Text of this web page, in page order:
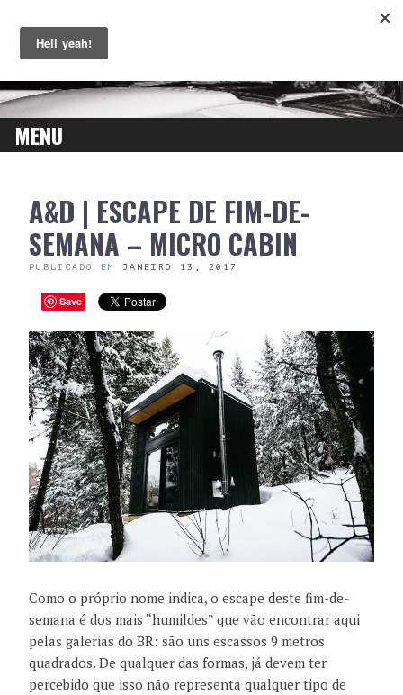
MENU
CONTENTA&D | ESCAPE DE FIM-DE-
SEMANA – MICRO CABIN
PUBLICADO EM JANEIRO 13, 2017
Save
Como o próprio nome indica, o escape deste fim-de-
semana é dos mais “humildes” que vão encontrar aqui
pelas galerias do BR: são uns escassos 9 metros
quadrados. De qualquer das formas, já devem ter
percebido que isso não representa qualquer tipo de